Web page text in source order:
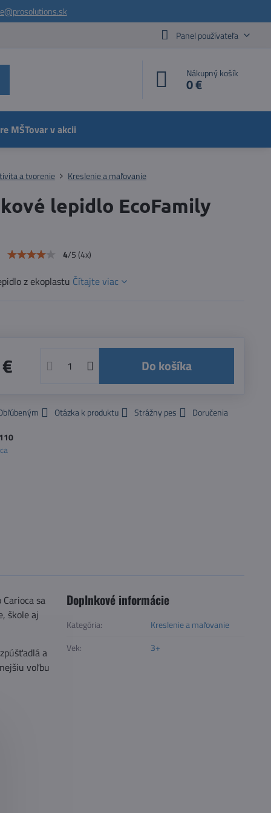
Panel používateľa
Nákupný košík
0 €
MŠTovar v akcii
a tvorenie Kreslenie a maľovanie
lepidlo EcoFamily
4/5(4x)
z ekoplastu Čítajte viac
Do košíka
Otázka k produktu Strážny pes
Doručenia
sa
škole aj
a
voľbu
Doplnkové informácie
Kategória:
Kreslenie a maľovanie
Vek:
3+